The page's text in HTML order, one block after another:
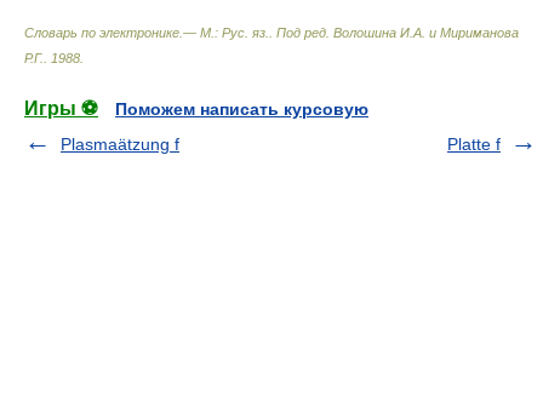
Словарь по электронике.— М.: Рус. яз.
Под ред. Волошина И.А. и Мириманова
Р.Г.
1988
Игры ⚽
Поможем написать курсовую
Plasmaätzung f
Platte f